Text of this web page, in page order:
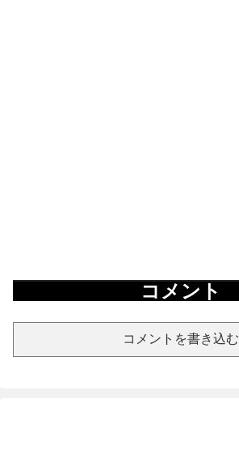
コメント
コメントを書き込む